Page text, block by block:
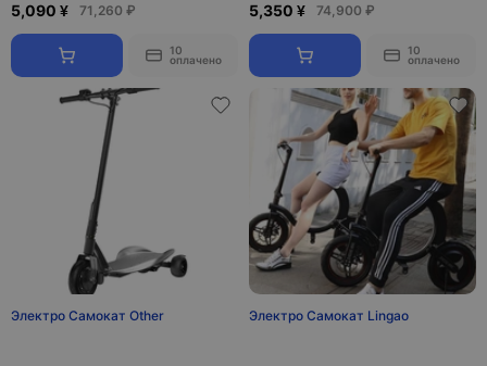
5,090 ¥ 71,260 ₽
10
оплачено
5,350 ¥ 74,900 ₽
10
оплачено
Электро Самокат Other Электро Самокат Lingao